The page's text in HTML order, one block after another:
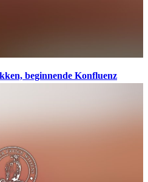
beginnende Konfluenz